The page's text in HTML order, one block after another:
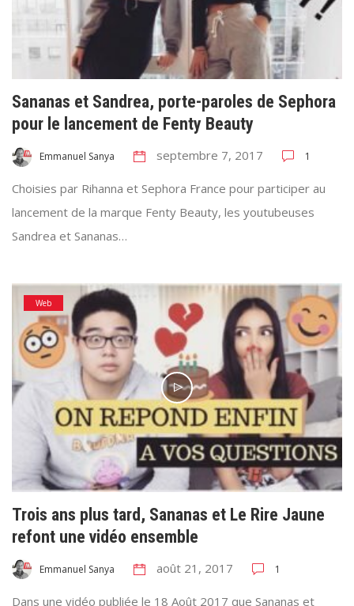
Sananas et Sandrea, porte-paroles de Sephora
pour le lancement de Fenty Beauty
Emmanuel Sanya septembre 7, 2017 1
Choisies par Rihanna et Sephora France pour participer au
lancement de la marque Fenty Beauty, les youtubeuses
Sandrea et Sananas…
Web
Trois ans plus tard, Sananas et Le Rire Jaune
refont une vidéo ensemble
Emmanuel Sanya août 21, 2017 1
Dans une vidéo publiée le 18 Août 2017 que Sananas et